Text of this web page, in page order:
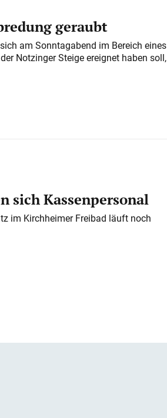
geraubt
am Sonntagabend im Bereich eines
Notzinger Steige ereignet haben soll,
sich Kassenpersonal
im Kirchheimer Freibad läuft noch